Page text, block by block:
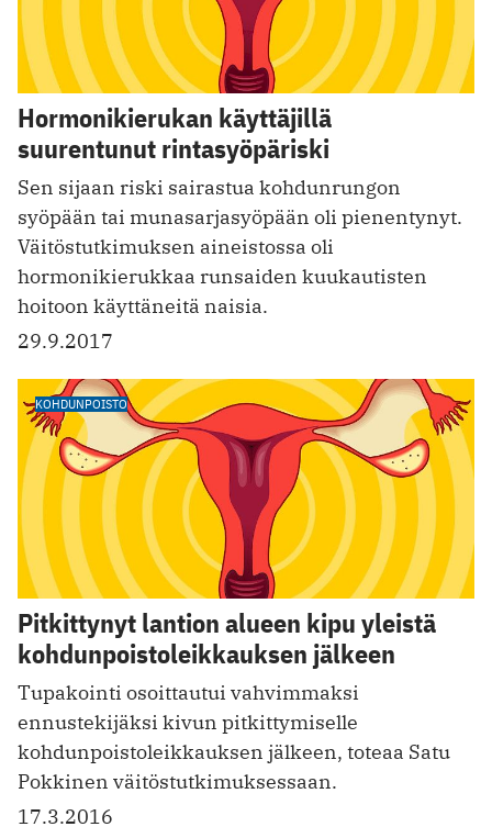
Hormonikierukan käyttäjillä
suurentunut rintasyöpäriski
Sen sijaan riski sairastua kohdunrungon
syöpään tai munasarjasyöpään oli pienentynyt.
Väitöstutkimuksen aineistossa oli
hormonikierukkaa runsaiden kuukautisten
hoitoon käyttäneitä naisia.
29.9.2017
KOHDUNPOISTO
Pitkittynyt lantion alueen kipu yleistä
kohdunpoistoleikkauksen jälkeen
Tupakointi osoittautui vahvimmaksi
ennustekijäksi kivun pitkittymiselle
kohdunpoistoleikkauksen jälkeen, toteaa Satu
Pokkinen väitöstutkimuksessaan.
17.3.2016